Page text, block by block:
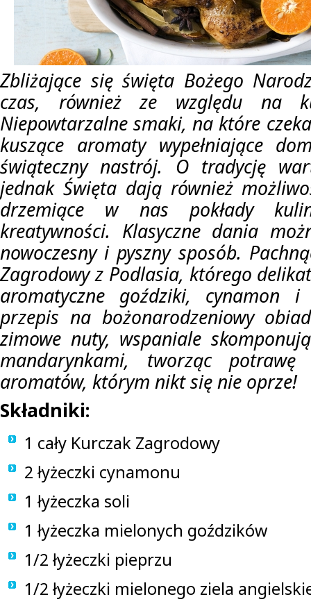
Zbliżające się święta Bożego
czas, również ze względu na
Niepowtarzalne smaki, na które
kuszące aromaty wypełniające
świąteczny nastrój. O tradycję
jednak Święta dają również
drzemiące w nas pokłady
kreatywności. Klasyczne dania
nowoczesny i pyszny sposób.
Zagrodowy z Podlasia, którego
aromatyczne goździki, cynamon
przepis na bożonarodzeniowy
zimowe nuty, wspaniale
mandarynkami, tworząc
aromatów, którym nikt się nie oprze!
Składniki:
1 cały Kurczak Zagrodowy
2 łyżeczki cynamonu
1 łyżeczka soli
1 łyżeczka mielonych goździków
1/2 łyżeczki pieprzu
1/2 łyżeczki mielonego ziela